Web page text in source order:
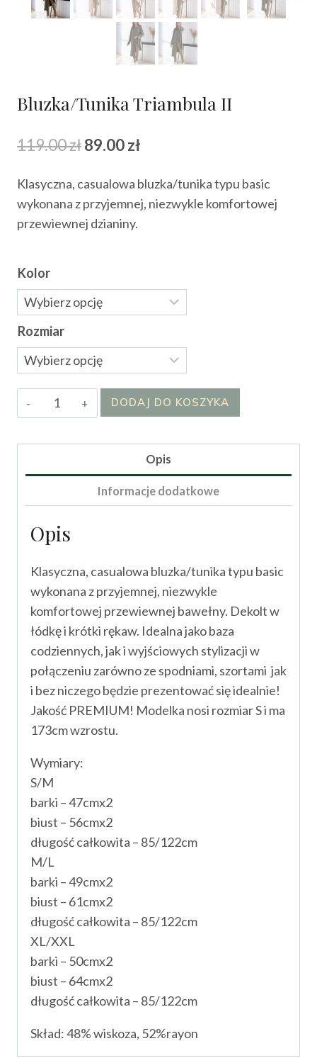
Bluzka/Tunika Triambula II
119.00złPierwotna
wynosiła:
119.00 zł.
89.00zł
wynosi:
Klasyczna, casualowa bluzka/tunika typu basic
wykonana z przyjemnej, niezwykle komfortowej
przewiewnej dzianiny.
Kolor
Rozmiar
ilość
Bluzka/Tunika
DODAJ DO KOSZYKA
Opis
Informacje dodatkowe
Opis
Klasyczna, casualowa bluzka/tunika typu basic
wykonana z przyjemnej, niezwykle
komfortowej przewiewnej bawełny. Dekolt w
łódkę i krótki rękaw. Idealna jako baza
codziennych, jak i wyjściowych stylizacji w
połączeniu zarówno ze spodniami, szortami jak
i bez niczego będzie prezentować się idealnie!
Jakość PREMIUM! Modelka nosi rozmiar S i ma
173cm wzrostu.
Wymiary:
S/M
barki – 47cmx2
biust – 56cmx2
długość całkowita – 85/122cm
M/L
barki – 49cmx2
biust – 61cmx2
długość całkowita – 85/122cm
XL/XXL
barki – 50cmx2
biust – 64cmx2
długość całkowita – 85/122cm
Skład: 48% wiskoza, 52%rayon